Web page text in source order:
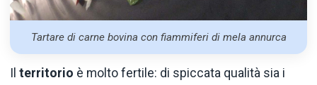
Tartare di carne bovina con fiammiferi di mela annurca
Il territorio è molto fertile: di spiccata qualità sia i